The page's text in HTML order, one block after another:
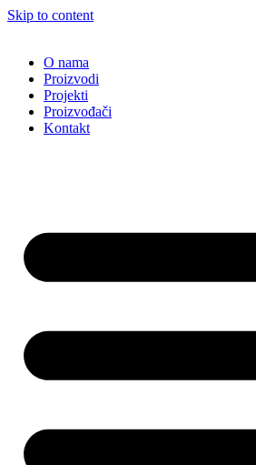
Skip to content
O nama
Proizvodi
Projekti
Proizvođači
Kontakt